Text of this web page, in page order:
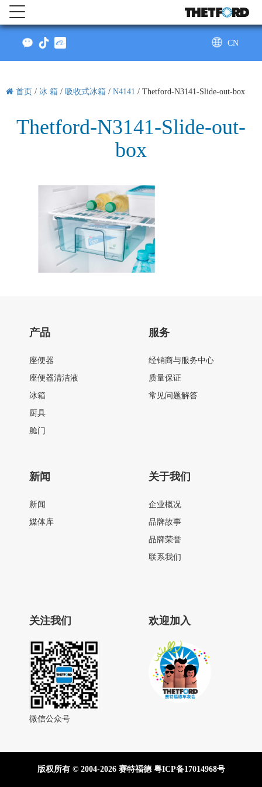
CN
首页 / 冰 箱 / 吸收式冰箱 / N4141 / Thetford-N3141-Slide-out-box
Thetford-N3141-Slide-out-
box
产品
座便器
座便器清洁液
冰箱
厨具
舱门
服务
经销商与服务中心
质量保证
常见问题解答
新闻
新闻
媒体库
关于我们
企业概况
品牌故事
品牌荣誉
联系我们
关注我们
微信公众号
欢迎加入
版权所有 © 2004-2026 赛特福德 粤ICP备17014968号